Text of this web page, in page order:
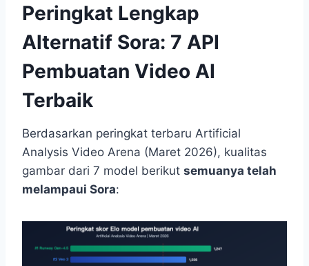
Peringkat Lengkap
Alternatif Sora: 7 API
Pembuatan Video AI
Terbaik
Berdasarkan peringkat terbaru Artificial
Analysis Video Arena (Maret 2026), kualitas
gambar dari 7 model berikut semuanya telah
melampaui Sora: